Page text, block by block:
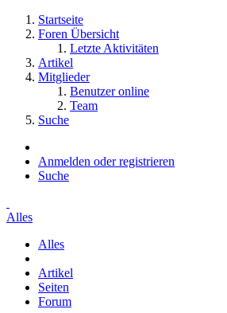
Startseite
Foren Übersicht
Letzte Aktivitäten
Artikel
Mitglieder
Benutzer online
Team
Suche
Anmelden oder registrieren
Suche
Alles
Alles
Artikel
Seiten
Forum